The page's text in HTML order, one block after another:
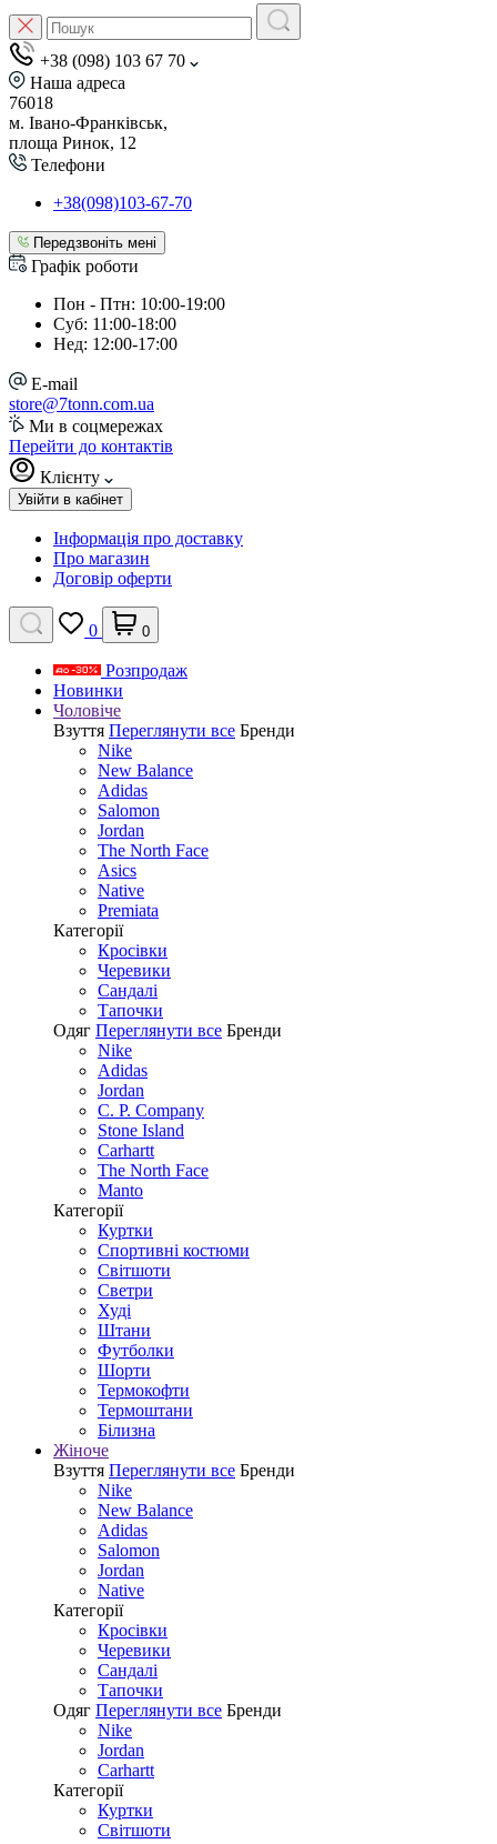
+38 (098) 103 67 70
Наша адреса
76018
м. Івано-Франківськ,
площа Ринок, 12
Телефони
+38(098)103-67-70
Передзвоніть мені
Графік роботи
Пон - Птн: 10:00-19:00
Суб: 11:00-18:00
Нед: 12:00-17:00
E-mail
store@7tonn.com.ua
Ми в соцмережах
Перейти до контактів
Клієнту
Увійти в кабінет
Інформація про доставку
Про магазин
Договір оферти
0 0
Розпродаж
Новинки
Чоловіче
Взуття Переглянути все Бренди
Nike
New Balance
Adidas
Salomon
Jordan
The North Face
Asics
Native
Premiata
Категорії
Кросівки
Черевики
Сандалі
Tапочки
Одяг Переглянути все Бренди
Nike
Adidas
Jordan
C. P. Company
Stone Island
Carhartt
The North Face
Manto
Категорії
Куртки
Спортивні костюми
Світшоти
Светри
Худі
Штани
Футболки
Шорти
Термокофти
Термоштани
Білизна
Жіноче
Взуття Переглянути все Бренди
Nike
New Balance
Adidas
Salomon
Jordan
Native
Категорії
Кросівки
Черевики
Сандалі
Tапочки
Одяг Переглянути все Бренди
Nike
Jordan
Carhartt
Категорії
Куртки
Світшоти